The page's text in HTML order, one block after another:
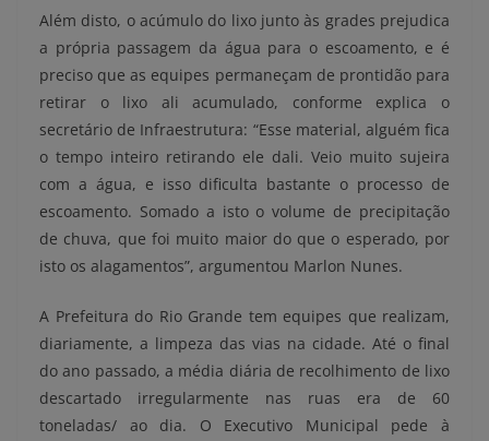
Além disto, o acúmulo do lixo junto às grades prejudica
a própria passagem da água para o escoamento, e é
preciso que as equipes permaneçam de prontidão para
retirar o lixo ali acumulado, conforme explica o
secretário de Infraestrutura: “Esse material, alguém fica
o tempo inteiro retirando ele dali. Veio muito sujeira
com a água, e isso dificulta bastante o processo de
escoamento. Somado a isto o volume de precipitação
de chuva, que foi muito maior do que o esperado, por
isto os alagamentos”, argumentou Marlon Nunes.
A Prefeitura do Rio Grande tem equipes que realizam,
diariamente, a limpeza das vias na cidade. Até o final
do ano passado, a média diária de recolhimento de lixo
descartado irregularmente nas ruas era de 60
toneladas/ ao dia. O Executivo Municipal pede à